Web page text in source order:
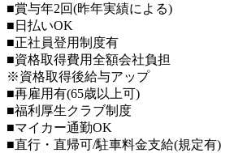
■賞与年2回(昨年実績による)
■日払いOK
■正社員登用制度有
■資格取得費用全額会社負担
※資格取得後給与アップ
■再雇用有(65歳以上可)
■福利厚生クラブ制度
■マイカー通勤OK
■直行・直帰可/駐車料金支給(規定有)